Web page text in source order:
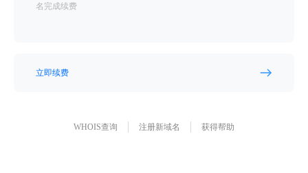
名完成续费
立即续费
WHOIS查询 注册新域名 获得帮助